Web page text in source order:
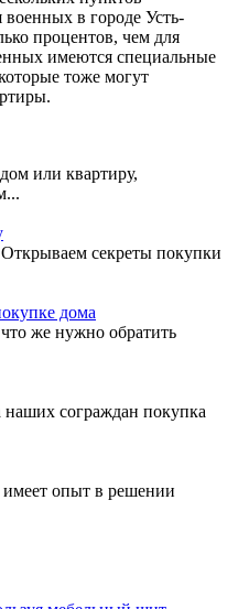
в городе Усть-
процентов, чем для
имеются специальные
тоже могут
или квартиру,
секреты покупки
дома
же нужно обратить
сограждан покупка
имеет опыт в решении